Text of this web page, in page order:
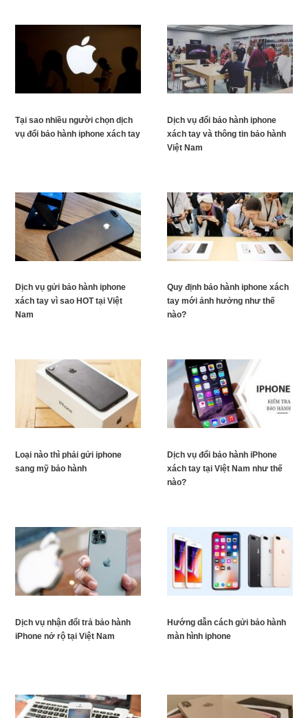
Tại sao nhiều người chọn dịch
vụ đổi bảo hành iphone xách tay
Dịch vụ đổi bảo hành iphone
xách tay và thông tin bảo hành
Việt Nam
Dịch vụ gửi bảo hành iphone
xách tay vì sao HOT tại Việt
Nam
Quy định bảo hành iphone xách
tay mới ảnh hưởng như thế
nào?
Loại nào thì phải gửi iphone
sang mỹ bảo hành
Dịch vụ đổi bảo hành iPhone
xách tay tại Việt Nam như thế
nào?
Dịch vụ nhận đổi trả bảo hành
iPhone nở rộ tại Việt Nam
Hướng dẫn cách gửi bảo hành
màn hình iphone